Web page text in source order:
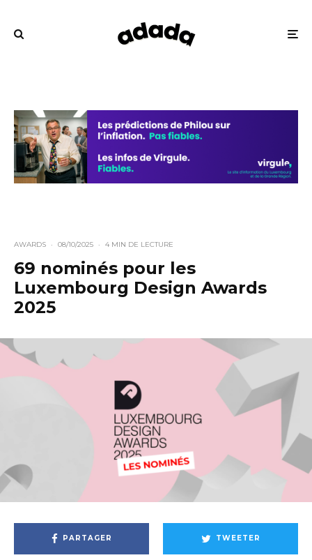
AWARDS · 08/10/2025 · 4 MIN DE LECTURE
69 nominés pour les
Luxembourg Design Awards
2025
PARTAGER TWEETER